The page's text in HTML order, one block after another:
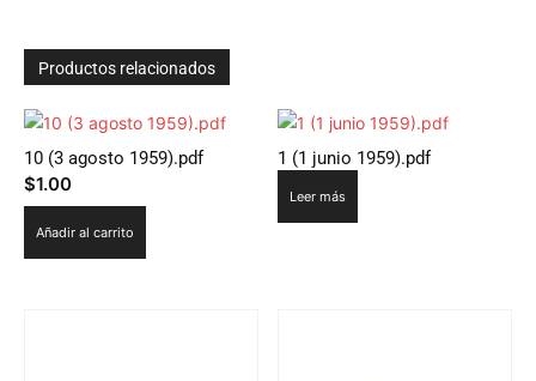
Productos relacionados
10 (3 agosto 1959).pdf
$1.00
Añadir al carrito
1 (1 junio 1959).pdf
Leer más